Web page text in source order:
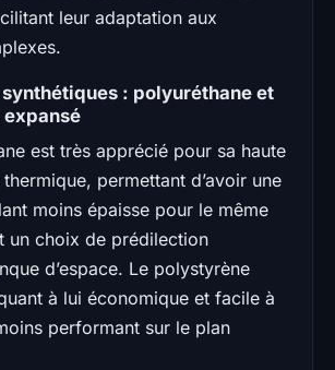
leur adaptation aux
: polyuréthane et
est très apprécié pour sa haute
permettant d’avoir une
moins épaisse pour le même
un choix de prédilection
d’espace. Le polystyrène
à lui économique et facile à
performant sur le plan